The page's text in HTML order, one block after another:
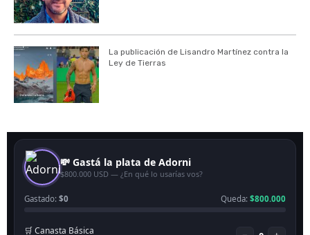
La publicación de Lisandro Martínez contra la
Ley de Tierras